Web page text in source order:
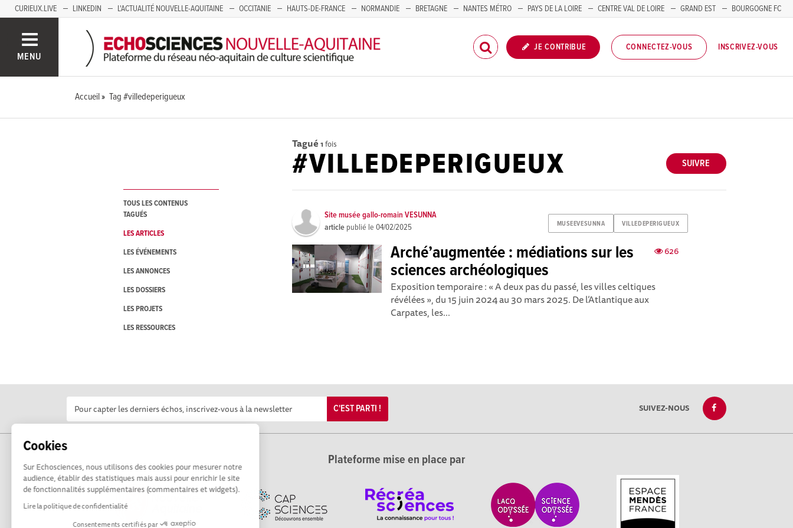
Cookies
Sur Echosciences, nous utilisons des cookies pour mesurer notre
audience, établir des statistiques mais aussi pour enrichir le site
de fonctionnalités supplémentaires (commentaires et widgets).
Lire la politique de confidentialité
Consentements certifiés par
CURIEUX.LIVE LINKEDIN L'ACTUALITÉ NOUVELLE-AQUITAINE OCCITANIE HAUTS-DE-FRANCE NORMANDIE BRETAGNE NANTES MÉTRO PAYS DE LA LOIRE CENTRE VAL DE LOIRE GRAND EST
BOURGOGNE FC
MENU
JE CONTRIBUE CONNECTEZ-VOUS INSCRIVEZ-VOUS
Accueil Tag #villedeperigueux
TOUS LES CONTENUS
TAGUÉS
LES ARTICLES
LES ÉVÉNEMENTS
LES ANNONCES
LES DOSSIERS
LES PROJETS
LES RESSOURCES
Tagué 1 fois
SUIVRE
#VILLEDEPERIGUEUX
MUSEEVESUNNA VILLEDEPERIGUEUX
Site musée gallo-romain VESUNNA
article publié le04/02/2025
626
Arché’augmentée : médiations sur les
sciences archéologiques
Exposition temporaire : « A deux pas du passé, les villes celtiques
révélées », du 15 juin 2024 au 30 mars 2025. De l’Atlantique aux
Carpates, les...
C'EST PARTI ! SUIVEZ-NOUS
Plateforme mise en place par